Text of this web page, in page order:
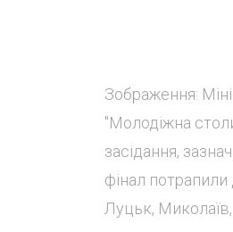
Зображення:
"Молодіжна
засідання,
фінал
Луцьк, Миколаїв,